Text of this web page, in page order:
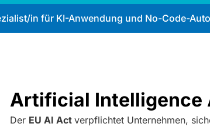
in für KI-Anwendung und No-Code-
Artificial Intelligence
Der EU AI Act verpflichtet Unternehmen,